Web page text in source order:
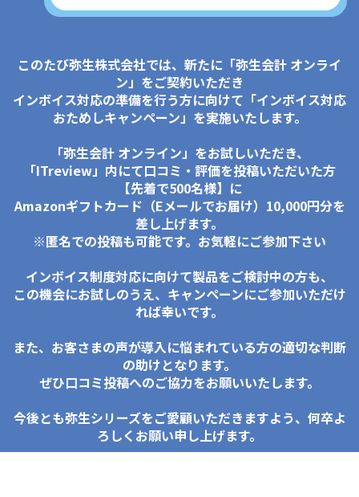
このたび弥生株式会社では、新たに「弥生会計 オンライ
ン」をご契約いただき
インボイス対応の準備を行う方に向けて「インボイス対応
おためしキャンペーン」を実施いたします。
「弥生会計 オンライン」をお試しいただき、
「ITreview」内にて口コミ・評価を投稿いただいた方
【先着で500名様】に
Amazonギフトカード（Eメールでお届け）10,000円分を
差し上げます。
※匿名での投稿も可能です。お気軽にご参加下さい
インボイス制度対応に向けて製品をご検討中の方も、
この機会にお試しのうえ、キャンペーンにご参加いただけ
れば幸いです。
また、お客さまの声が導入に悩まれている方の適切な判断
の助けとなります。
ぜひ口コミ投稿へのご協力をお願いいたします。
今後とも弥生シリーズをご愛顧いただきますよう、何卒よ